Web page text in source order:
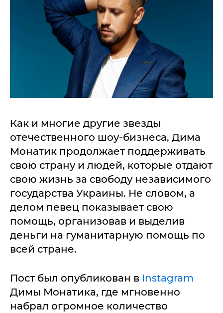
Как и многие другие звезды
отечественного шоу-бизнеса, Дима
Монатик продолжает поддерживать
свою страну и людей, которые отдают
свою жизнь за свободу независимого
государства Украины. Не словом, а
делом певец показывает свою
помощь, организовав и выделив
деньги на гуманитарную помощь по
всей стране.
Пост был опубликован в Instagram
Димы Монатика, где мгновенно
набрал огромное количество